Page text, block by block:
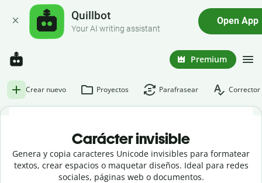
Quillbot
Your AI writing assistant
Open App
Premium
Crear nuevo Proyectos Parafrasear
Carácter invisible
Genera y copia caracteres Unicode invisibles para formatear
textos, crear espacios o maquetar diseños. Ideal para redes
sociales, páginas web o documentos.